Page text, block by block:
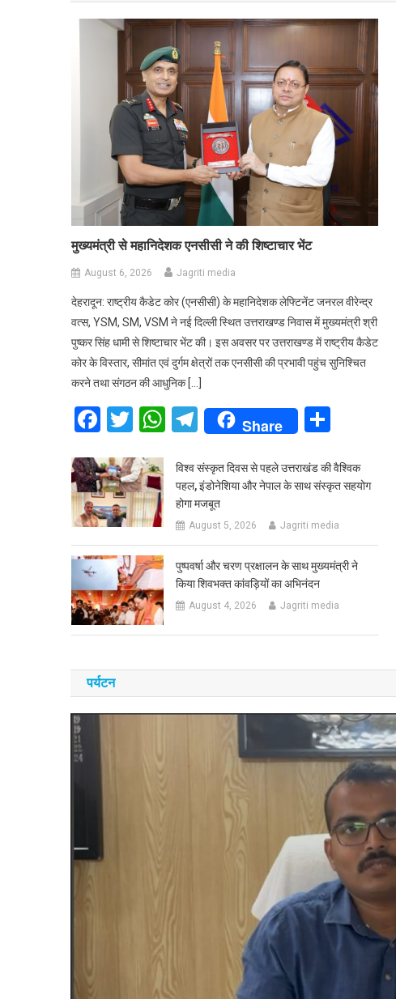
मुख्यमंत्री से महानिदेशक एनसीसी ने की शिष्टाचार भेंट
August 6, 2026 Jagriti media
देहरादून: राष्ट्रीय कैडेट कोर (एनसीसी) के महानिदेशक लेफ्टिनेंट जनरल वीरेन्द्र
वत्स, YSM, SM, VSM ने नई दिल्ली स्थित उत्तराखण्ड निवास में मुख्यमंत्री श्री
पुष्कर सिंह धामी से शिष्टाचार भेंट की। इस अवसर पर उत्तराखण्ड में राष्ट्रीय कैडेट
कोर के विस्तार, सीमांत एवं दुर्गम क्षेत्रों तक एनसीसी की प्रभावी पहुंच सुनिश्चित
करने तथा संगठन की आधुनिक […]
Facebook
TwitterWhatsApp
Telegram
Share
विश्व संस्कृत दिवस से पहले उत्तराखंड की वैश्विक
पहल, इंडोनेशिया और नेपाल के साथ संस्कृत सहयोग
होगा मजबूत
August 5, 2026 Jagriti media
पुष्पवर्षा और चरण प्रक्षालन के साथ मुख्यमंत्री ने
किया शिवभक्त कांवड़ियों का अभिनंदन
August 4, 2026 Jagriti media
पर्यटन